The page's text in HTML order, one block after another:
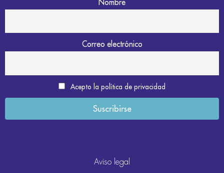
Correo electrónico
Acepto la política de privacidad
Aviso legal